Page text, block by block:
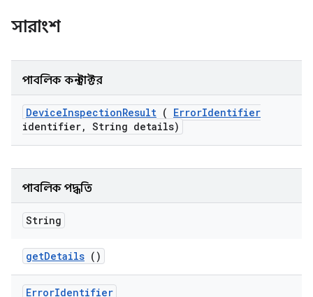
সারাংশ
পাবলিক কনস্ট্রাক্টর
DeviceInspectionResult ( ErrorIdentifier
identifier, String details)
পাবলিক পদ্ধতি
String
getDetails ()
ErrorIdentifier